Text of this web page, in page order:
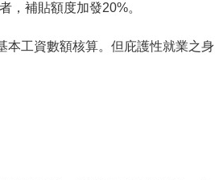
，補貼額度加發20%。
本工資數額核算。但庇護性就業之身